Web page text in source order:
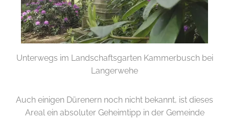
Unterwegs im Landschaftsgarten Kammerbusch bei
Langerwehe
Auch einigen Dürenern noch nicht bekannt, ist dieses
Areal ein absoluter Geheimtipp in der Gemeinde